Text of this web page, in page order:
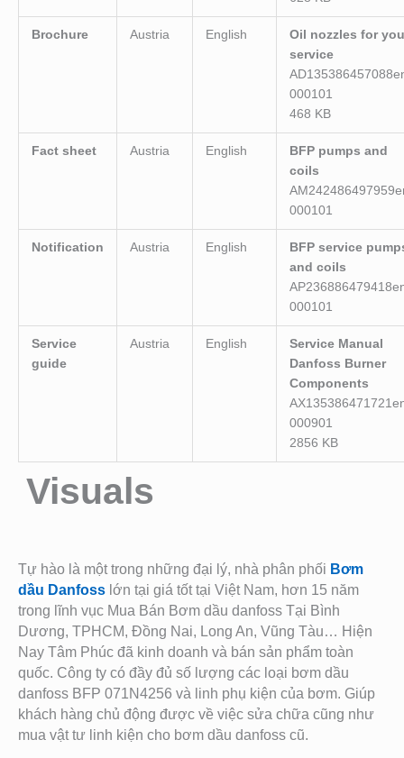
Brochure Austria English
Oil nozzles for
service
000101
468 KB
Fact sheet Austria English
BFP pumps and
coils
000101
Notification Austria English
BFP service
and coils
000101
Service
guide
Austria English
Service Manual
Danfoss Burner
Components
000901
2856 KB
Visuals
Tự hào là một trong những đại lý, nhà phân phối Bơm
dầu Danfoss lớn tại giá tốt tại Việt Nam, hơn 15 năm
trong lĩnh vục Mua Bán Bơm dầu danfoss Tại Bình
Dương, TPHCM, Đồng Nai, Long An, Vũng Tàu… Hiện
Nay Tâm Phúc đã kinh doanh và bán sản phẩm toàn
quốc. Công ty có đầy đủ số lượng các loại bơm dầu
danfoss BFP 071N4256 và linh phụ kiện của bơm. Giúp
khách hàng chủ động được về việc sửa chữa cũng như
mua vật tư linh kiện cho bơm dầu danfoss cũ.